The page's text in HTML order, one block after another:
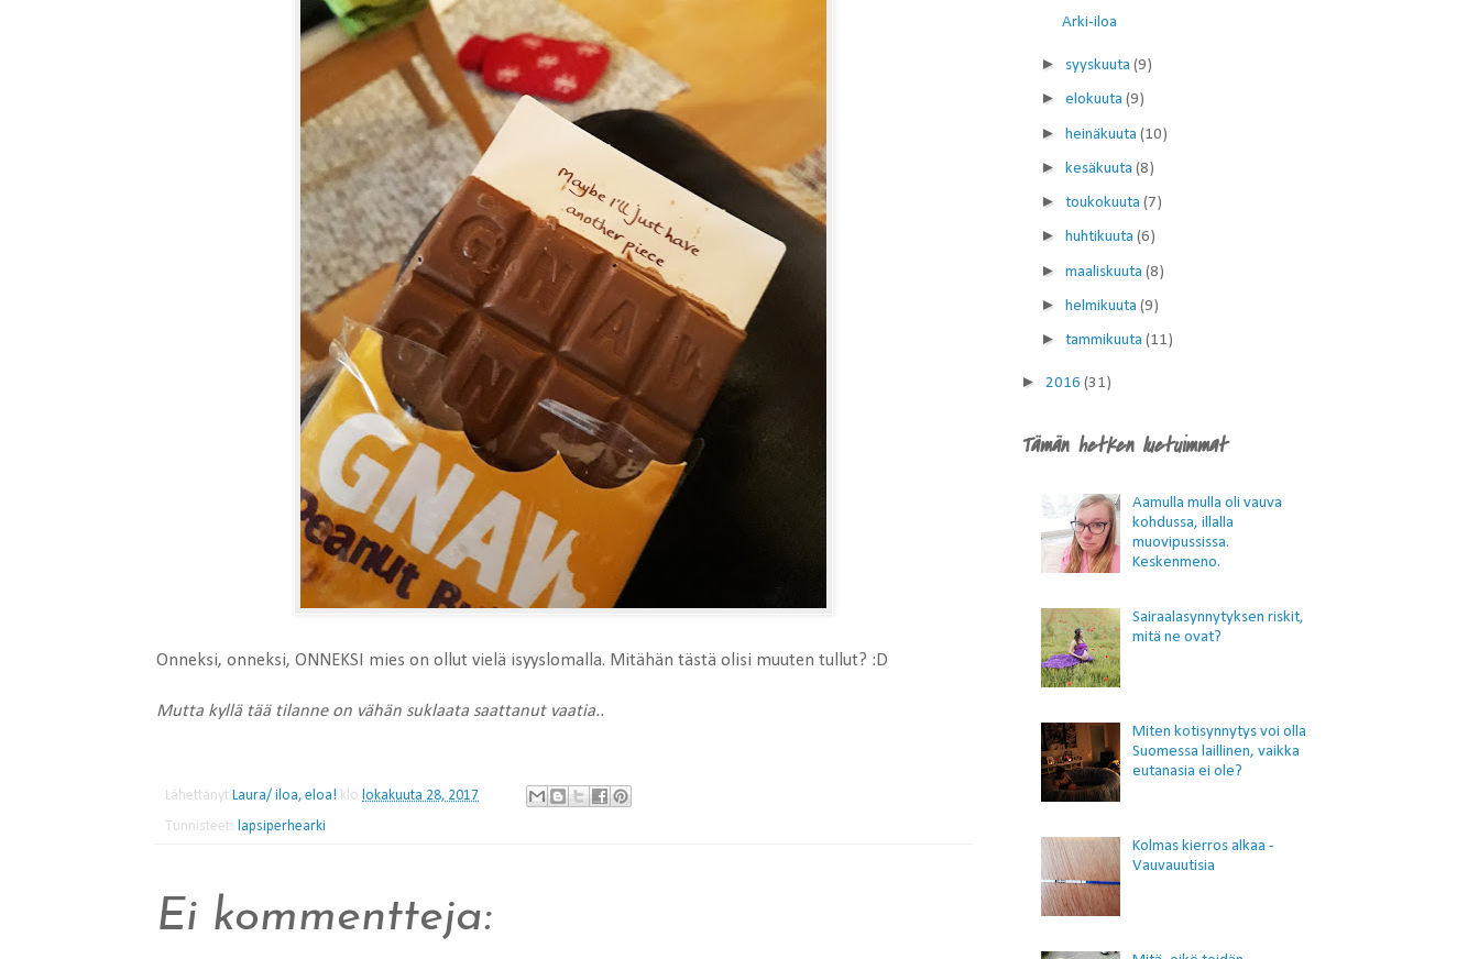
Onneksi, onneksi, ONNEKSI mies on ollut vielä isyyslomalla. Mitähän tästä olisi muuten tullut? :D
Mutta kyllä tää tilanne on vähän suklaata saattanut vaatia..
Lähettänyt Laura/ iloa, eloa! klo lokakuuta 28, 2017
Tunnisteet: lapsiperhearki
Ei kommentteja:
Arki-iloa
► syyskuuta (9)
► elokuuta (9)
► heinäkuuta (10)
► kesäkuuta (8)
► toukokuuta (7)
► huhtikuuta (6)
► maaliskuuta (8)
► helmikuuta (9)
► tammikuuta (11)
► 2016 (31)
Tämän hetken luetuimmat
Aamulla mulla oli vauva
kohdussa, illalla
muovipussissa.
Keskenmeno.
Sairaalasynnytyksen riskit,
mitä ne ovat?
Miten kotisynnytys voi olla
Suomessa laillinen, vaikka
eutanasia ei ole?
Kolmas kierros alkaa -
Vauvauutisia